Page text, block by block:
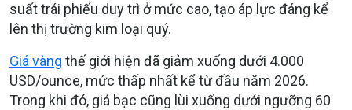
suất trái phiếu duy trì ở mức cao, tạo áp lực đáng kể
lên thị trường kim loại quý.
Giá vàng thế giới hiện đã giảm xuống dưới 4.000
USD/ounce, mức thấp nhất kể từ đầu năm 2026.
Trong khi đó, giá bạc cũng lùi xuống dưới ngưỡng 60